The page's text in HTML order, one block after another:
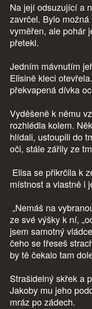
Na její odsuzující a
zavrčel. Bylo
vyměřen, ale pohár
přetekl.
Jedním mávnutím
Elisině kleci
překvapená dívka
Vyděšeně k němu
rozhlédla kolem.
hlídali, ustoupili do
oči, stále zářily ze
Elisa se přikrčila k
místnost a vlastně i
„Nemáš na
ze své výšky k ní,
jsem samotný
čeho se třeseš
by tě čekalo tam
Strašidelný skřek a
Jakoby mu jeho
mráz po zádech.